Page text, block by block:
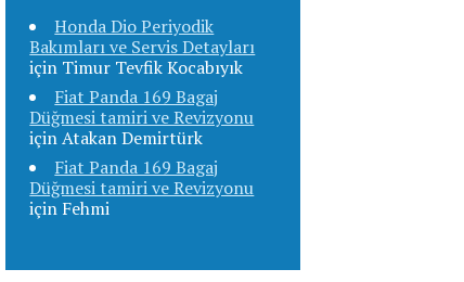
Honda Dio Periyodik
Bakımları ve Servis Detayları
için Timur Tevfik Kocabıyık
Fiat Panda 169 Bagaj
Düğmesi tamiri ve Revizyonu
içinAtakan Demirtürk
Fiat Panda 169 Bagaj
Düğmesi tamiri ve Revizyonu
için Fehmi